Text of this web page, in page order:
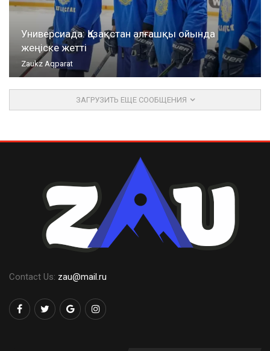
Универсиада: Қазақстан алғашқы ойында
жеңіске жетті
Zaukz Aqparat
ЗАГРУЗИТЬ ЕЩЕ СООБЩЕНИЯ
Contact Us: zau@mail.ru